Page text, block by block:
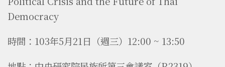
Democracy
時間：103年5月21日（週三）12:00 ~ 13:50